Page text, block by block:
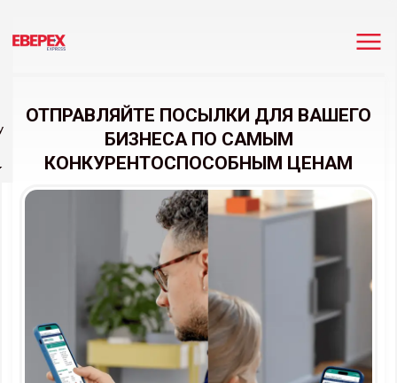
ОТПРАВЛЯЙТЕ ПОСЫЛКИ ДЛЯ ВАШЕГО
БИЗНЕСА ПО САМЫМ
КОНКУРЕНТОСПОСОБНЫМ ЦЕНАМ